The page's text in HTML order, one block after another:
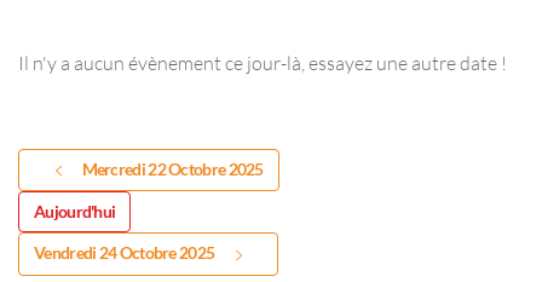
Il n'y a aucun évènement ce jour-là, essayez une autre date !
Mercredi 22 Octobre 2025
Aujourd'hui
Vendredi 24 Octobre 2025